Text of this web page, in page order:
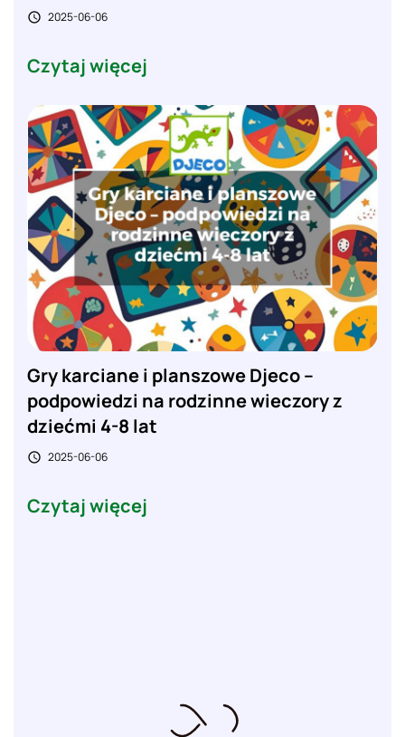
 2025-06-06
Czytaj więcej
Gry karciane i planszowe Djeco –
podpowiedzi na rodzinne wieczory z
dziećmi 4-8 lat
 2025-06-06
Czytaj więcej